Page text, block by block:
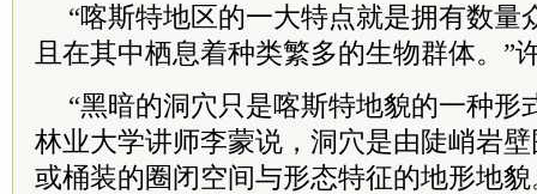
“喀斯特地区的一大特点就是拥有数量
且在其中栖息着种类繁多的生物群体。”
“黑暗的洞穴只是喀斯特地貌的一种形
林业大学讲师李蒙说，洞穴是由陡峭岩
或桶装的圈闭空间与形态特征的地形地